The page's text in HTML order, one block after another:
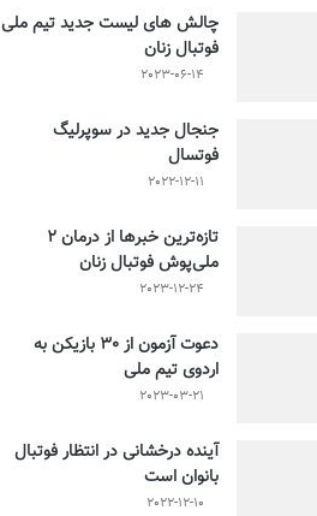
چالش هاى ليست جدید تيم ملى
فوتبال زنان
2023-06-14
جنجال جدید در سوپرلیگ
فوتسال
2022-12-11
تازه‌ترین خبرها از درمان ۲
ملی‌پوش فوتبال زنان
2023-12-24
دعوت آزمون از 30 بازیکن به
اردوی تیم ملی
2023-03-21
آینده درخشانی در انتظار فوتبال
بانوان است
2022-12-10